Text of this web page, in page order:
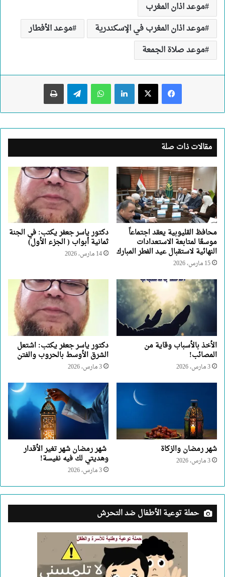
موعد اذان المغرب
موعد اذان المغرب في الإسكندرية
موعد الأفطار
موعد صلاة الجمعة
لينكدإن واتساب تيلقرام طباعة
مقالات ذات صلة
محافظ القليوبية يعقد اجتماعاً
موسعًا لمتابعة الاستعدادات
النهائية لاستقبال عيد الفطر المبارك
15 مارس، 2026
دكتور ياسر جعفر يكتب: في الجنة
ثمانية أبواب ( الجزء الأول)
14 مارس، 2026
الأخذ بالأسباب وقاية من
المصائب!
3 مارس، 2026
دكتور ياسر جعفر يكتب: اشتعل
الشرق الأوسط بالحروب والفتن
3 مارس، 2026
شهر رمضان والزكاة
3 مارس، 2026
شهر رمضان شهر تغير الأقدار
وهديتي لك فيه نفيسة!
3 مارس، 2026
حملة توعية الأطفال ضد التحرش